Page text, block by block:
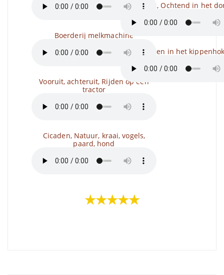
Boerderij melkmachine
Vooruit, achteruit, Rijden op een
tractor
Cicaden, Natuur, kraai, vogels,
paard, hond
Vogels, Ochtend in het
Kippen in het
★★★★★